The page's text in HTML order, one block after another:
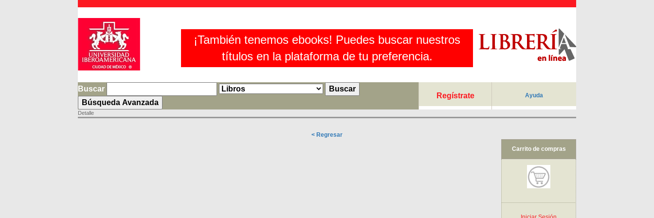
¡También tenemos ebooks! Puedes buscar nuestros
títulos en la plataforma de tu preferencia.
Buscar
Regístrate
Ayuda
Detalle
< Regresar
Carrito de compras